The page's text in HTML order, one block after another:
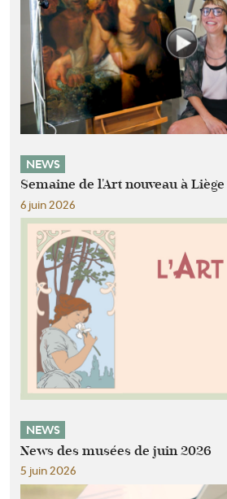
NEWS
Semaine de l'Art nouveau à Liège
6 juin 2026
NEWS
News des musées de juin 2026
5 juin 2026